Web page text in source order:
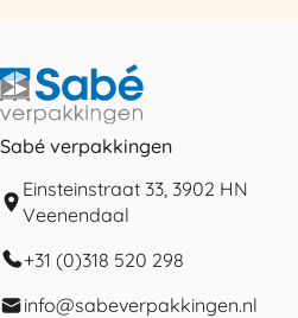
Sabé verpakkingen
Einsteinstraat 33, 3902 HN
Veenendaal
+31 (0)318 520 298
info@sabeverpakkingen.nl